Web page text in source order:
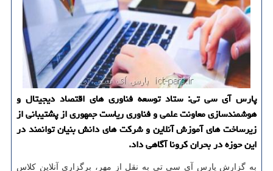
پارس آی سی تی: ستاد توسعه فناوری های اقتصاد دیجیتال و
هوشمندسازی معاونت علمی و فناوری ریاست جمهوری از پشتیبانی از
زیرساخت های آموزش آنلاین و شركت های دانش بنیان توانمند در
این حوزه در بحران كرونا آگاهی داد.
به گزارش پارس آی سی تی به نقل از مهر، برگزاری آنلاین كلاس